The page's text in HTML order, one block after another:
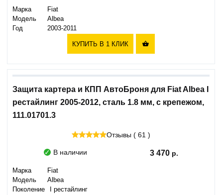
Марка
Fiat
Модель
Albea
Год
2003-2011
КУПИТЬ В 1 КЛИК 
Защита картера и КПП АвтоБроня для Fiat Albea I
рестайлинг 2005-2012, сталь 1.8 мм, с крепежом,
111.01701.3
Отзывы ( 61 )
В наличии 3 470
Марка
Fiat
Модель
Albea
Поколение
I рестайлинг